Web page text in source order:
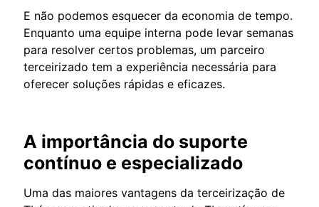
E não podemos esquecer da economia de tempo.
Enquanto uma equipe interna pode levar semanas
para resolver certos problemas, um parceiro
terceirizado tem a experiência necessária para
oferecer soluções rápidas e eficazes.
A importância do suporte
contínuo e especializado
Uma das maiores vantagens da terceirização de